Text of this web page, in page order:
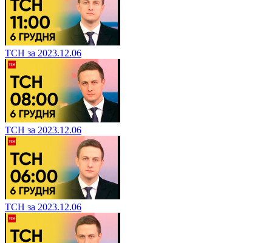
ТСН за 2023.12.06
ТСН за 2023.12.06
ТСН за 2023.12.06